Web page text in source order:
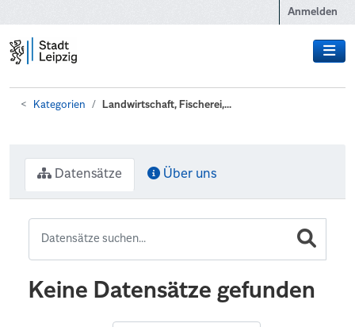
Anmelden
Kategorien Landwirtschaft, Fischerei,...
Datensätze Über uns
Keine Datensätze gefunden